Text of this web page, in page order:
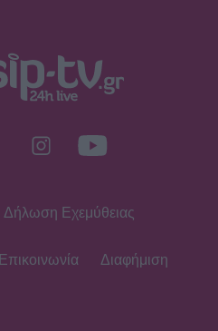
Δήλωση Εχεμύθειας
Επικοινωνία Διαφήμιση